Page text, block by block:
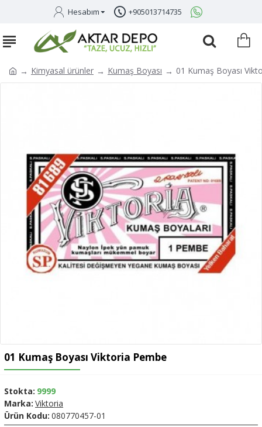
Hesabım +905013714735
Kimyasal ürünler Kumaş Boyası 01 Kumaş Boyası
01 Kumaş Boyası Viktoria Pembe
Stokta: 9999
Marka: Viktoria
Ürün Kodu: 080770457-01